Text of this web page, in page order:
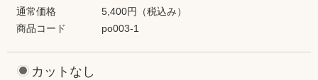
通常価格
5,400円
（税込み）
商品コード
po003-1
カットなし